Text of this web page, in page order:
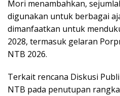
Mori menambahkan,
digunakan untuk berbagai
dimanfaatkan untuk
2028, termasuk gelaran
NTB 2026.
Terkait rencana Diskusi
NTB pada penutupan